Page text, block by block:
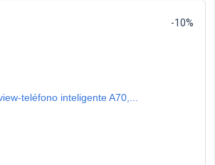
teléfono inteligente A70,...
-10%